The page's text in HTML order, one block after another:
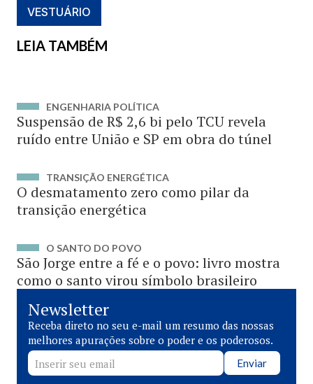
VESTUÁRIO
LEIA TAMBÉM
ENGENHARIA POLÍTICA
Suspensão de R$ 2,6 bi pelo TCU revela
ruído entre União e SP em obra do túnel
TRANSIÇÃO ENERGÉTICA
O desmatamento zero como pilar da
transição energética
O SANTO DO POVO
São Jorge entre a fé e o povo: livro mostra
como o santo virou símbolo brasileiro
Newsletter
Receba direto no seu e-mail um resumo das nossas
melhores apurações sobre o poder e os poderosos.
Enviar